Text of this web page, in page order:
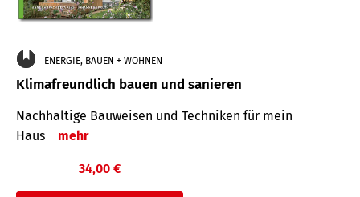
ENERGIE, BAUEN + WOHNEN
Klimafreundlich bauen und sanieren
Nachhaltige Bauweisen und Techniken für mein
Haus
mehr
34,00 €